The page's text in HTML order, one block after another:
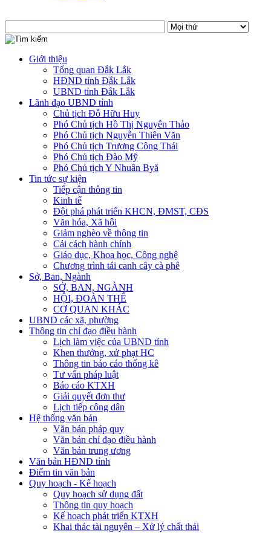
Giới thiệu
Tổng quan Đắk Lắk
HĐND tỉnh Đắk Lắk
UBND tỉnh Đắk Lắk
Lãnh đạo UBND tỉnh
Chủ tịch Đỗ Hữu Huy
Phó Chủ tịch Hồ Thị Nguyên Thảo
Phó Chủ tịch Nguyễn Thiên Văn
Phó Chủ tịch Trương Công Thái
Phó Chủ tịch Đào Mỹ
Phó Chủ tịch Y Nhuân Byă
Tin tức sự kiện
Tiếp cận thông tin
Kinh tế
Đột phá phát triển KHCN, ĐMST, CĐS
Văn hóa, Xã hội
Giảm nghèo về thông tin
Cải cách hành chính
Giáo dục, Khoa học, Công nghệ
Chương trình tái canh cây cà phê
Sở, Ban, Ngành
SỞ, BAN, NGÀNH
HỘI, ĐOÀN THỂ
CƠ QUAN KHÁC
UBND các xã, phường
Thông tin chỉ đạo điều hành
Lịch làm việc của UBND tỉnh
Khen thưởng, xử phạt HC
Thông tin báo cáo thống kê
Tư vấn pháp luật
Báo cáo KTXH
Giải quyết đơn thư
Lịch tiếp công dân
Hệ thống văn bản
Văn bản pháp quy
Văn bản chỉ đạo điều hành
Văn bản trung ương
Văn bản HĐND tỉnh
Điểm tin văn bản
Quy hoạch - Kế hoạch
Quy hoạch sử dụng đất
Thông tin quy hoạch
Kế hoạch phát triển KTXH
Khai thác tài nguyên – Xử lý chất thải